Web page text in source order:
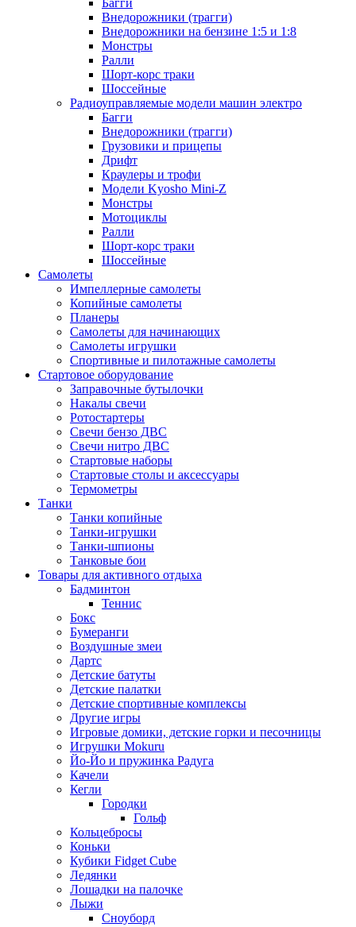
Багги
Внедорожники (трагги)
Внедорожники на бензине 1:5 и 1:8
Монстры
Ралли
Шорт-корс траки
Шоссейные
Радиоуправляемые модели машин электро
Багги
Внедорожники (трагги)
Грузовики и прицепы
Дрифт
Краулеры и трофи
Модели Kyosho Mini-Z
Монстры
Мотоциклы
Ралли
Шорт-корс траки
Шоссейные
Самолеты
Импеллерные самолеты
Копийные самолеты
Планеры
Самолеты для начинающих
Самолеты игрушки
Спортивные и пилотажные самолеты
Стартовое оборудование
Заправочные бутылочки
Накалы свечи
Ротостартеры
Свечи бензо ДВС
Свечи нитро ДВС
Стартовые наборы
Стартовые столы и аксессуары
Термометры
Танки
Танки копийные
Танки-игрушки
Танки-шпионы
Танковые бои
Товары для активного отдыха
Бадминтон
Теннис
Бокс
Бумеранги
Воздушные змеи
Дартс
Детские батуты
Детские палатки
Детские спортивные комплексы
Другие игры
Игровые домики, детские горки и песочницы
Игрушки Mokuru
Йо-Йо и пружинка Радуга
Качели
Кегли
Городки
Гольф
Кольцебросы
Коньки
Кубики Fidget Cube
Ледянки
Лошадки на палочке
Лыжи
Сноуборд